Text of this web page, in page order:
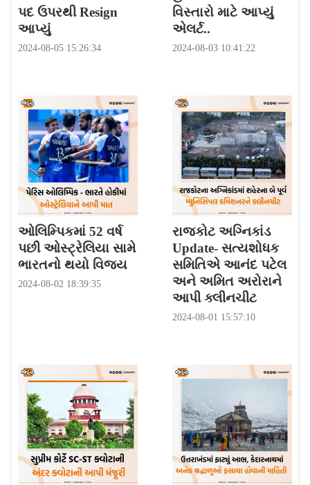
પદ ઉપરથી Resign
આપ્યું
2024-08-05 15:26:34
વિસ્તારો માટે આપ્યું
એલર્ટ..
2024-08-03 10:41:22
ઓલિમ્પિકમાં 52 વર્ષ
પછી ઓસ્ટ્રેલિયા સામે
ભારતનો થયો વિજય
2024-08-02 18:39:35
રાજકોટ અગ્નિકાંડ
Update- સત્યશોધક
સમિતિએ આનંદ પટેલ
અને અમિત અરોરાને
આપી ક્લીનચીટ
2024-08-01 15:57:10